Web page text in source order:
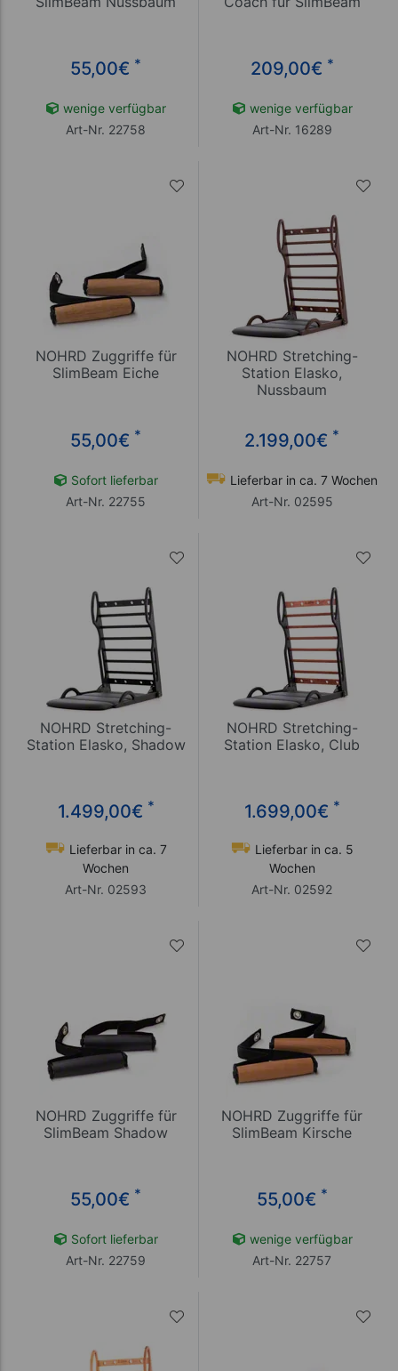
55,00€ *
wenige verfügbar
Art-Nr. 22758
209,00€ *
wenige verfügbar
Art-Nr. 16289
NOHRD Zuggriffe für
SlimBeam Eiche
55,00€ *
Sofort lieferbar
Art-Nr. 22755
NOHRD Stretching-
Station Elasko,
Nussbaum
2.199,00€ *
Lieferbar in ca. 7 Wochen
Art-Nr. 02595
NOHRD Stretching-
Station Elasko, Shadow
1.499,00€ *
Lieferbar in ca. 7
Wochen
Art-Nr. 02593
NOHRD Stretching-
Station Elasko, Club
1.699,00€ *
Lieferbar in ca. 5
Wochen
Art-Nr. 02592
NOHRD Zuggriffe für
SlimBeam Shadow
55,00€ *
Sofort lieferbar
Art-Nr. 22759
NOHRD Zuggriffe für
SlimBeam Kirsche
55,00€ *
wenige verfügbar
Art-Nr. 22757